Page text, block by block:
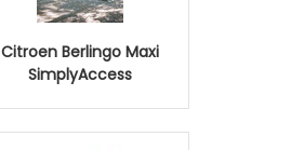
Citroen Berlingo Maxi
SimplyAccess